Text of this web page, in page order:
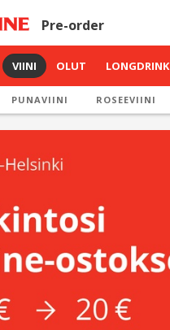
Pre-order
VIINI OLUT LONGDRINK
PUNAVIINI ROSEEVIINI